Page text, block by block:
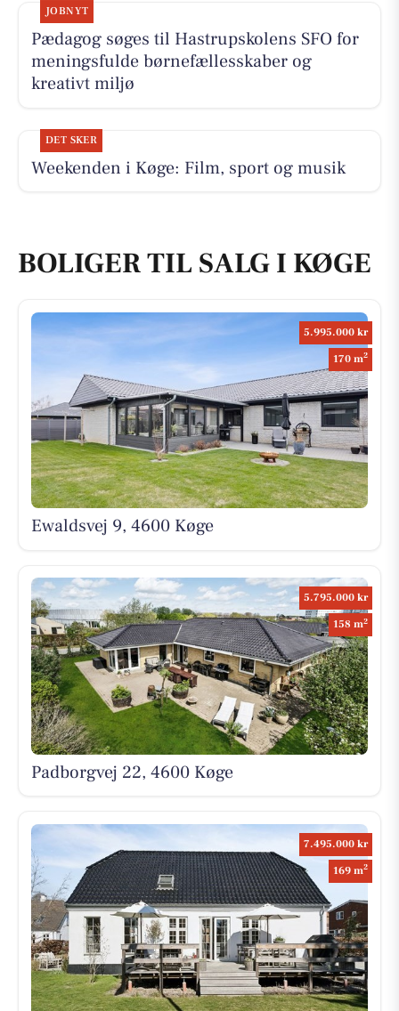
JOBNYT
Pædagog søges til Hastrupskolens SFO for
meningsfulde børnefællesskaber og
kreativt miljø
DET SKER
Weekenden i Køge: Film, sport og musik
BOLIGER TIL SALG I KØGE
5.995.000 kr
170 m2
Ewaldsvej 9, 4600 Køge
5.795.000 kr
158 m2
Padborgvej 22, 4600 Køge
7.495.000 kr
169 m2